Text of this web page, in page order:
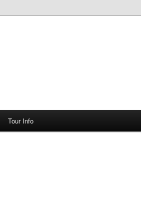
Tour Info